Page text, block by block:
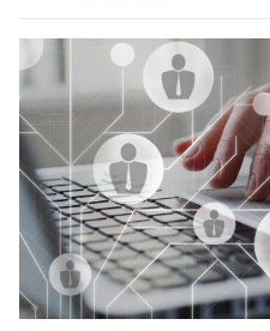
operazioni, bensì comporta […]